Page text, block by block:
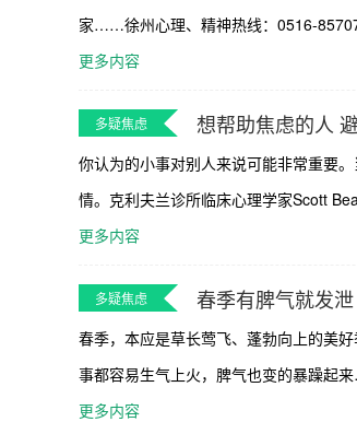
家……徐州心理、精神热线：0516-
更多内容
多疑焦虑 想帮助焦虑的人
你认为的小事对别人来说可能非常重要
情。克利夫兰诊所临床心理学家Scott
更多内容
多疑焦虑 春季有脾气就发
春季，本应是草长莺飞、蓬勃向上的美
事都容易生气上火，脾气也变的暴躁起
更多内容